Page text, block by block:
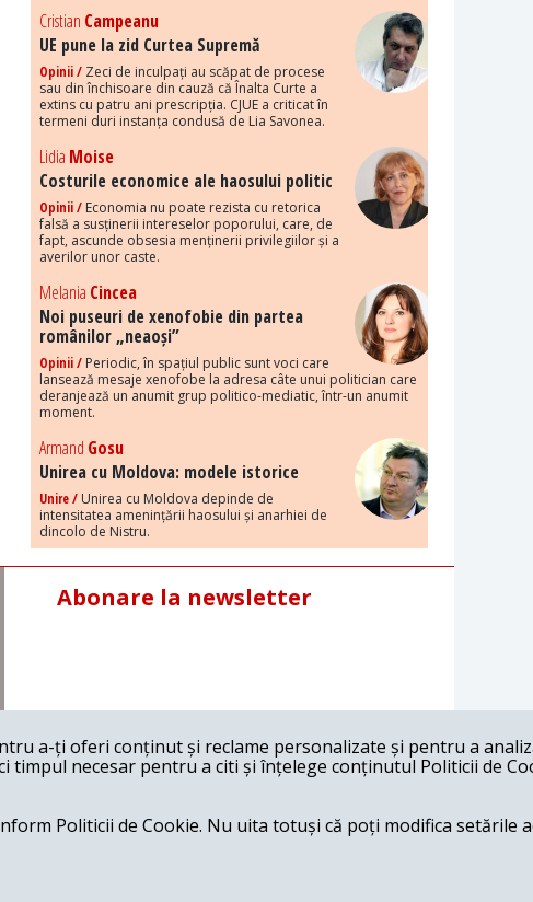
Cristian Campeanu
UE pune la zid Curtea Supremă
Opinii / Zeci de inculpați au scăpat de procese
sau din închisoare din cauză că Înalta Curte a
extins cu patru ani prescripția. CJUE a criticat în
termeni duri instanța condusă de Lia Savonea.
Lidia Moise
Costurile economice ale haosului politic
Opinii / Economia nu poate rezista cu retorica
falsă a susținerii intereselor poporului, care, de
fapt, ascunde obsesia menținerii privilegiilor și a
averilor unor caste.
Melania Cincea
Noi puseuri de xenofobie din partea
românilor „neaoși”
Opinii / Periodic, în spațiul public sunt voci care
lansează mesaje xenofobe la adresa câte unui politician care
deranjează un anumit grup politico-mediatic, într-un anumit
moment.
Armand Gosu
Unirea cu Moldova: modele istorice
Unire / Unirea cu Moldova depinde de
intensitatea amenințării haosului și anarhiei de
dincolo de Nistru.
Abonare la newsletter
a-ți oferi conținut și reclame personalizate și pentru a
necesar pentru a citi și înțelege conținutul Politicii de
Politicii de Cookie. Nu uita totuși că poți modifica setările